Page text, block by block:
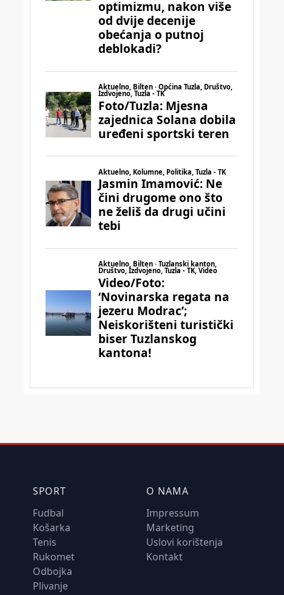
SPORT
Fudbal
Košarka
Tenis
Rukomet
Odbojka
Plivanje
O NAMA
Impressum
Marketing
Uslovi korištenja
Kontakt